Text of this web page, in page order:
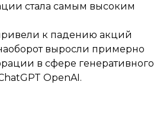
стала самым высоким
к падению акций
выросли примерно
в сфере генеративного
OpenAI.